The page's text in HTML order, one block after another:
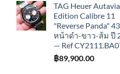
TAG Heuer
Edition Calibre 11
"Reverse Panda"
หน้าดำ-ขาว-ส้ม ปี
— Ref
฿89,900.00